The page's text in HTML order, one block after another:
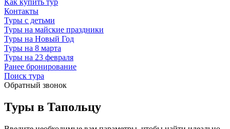
Как купить тур
Контакты
Туры с детьми
Туры на майские праздники
Туры на Новый Год
Туры на 8 марта
Туры на 23 февраля
Ранее бронирование
Поиск тура
Обратный звонок
Туры в Тапольцу